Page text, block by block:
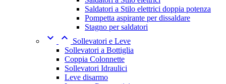
Saldatori a Stilo elettrici doppia potenza
Pompetta aspirante per dissaldare
Stagno per saldatori
 
Sollevatori e Leve
Sollevatori a Bottiglia
Coppia Colonnette
Sollevatori Idraulici
Leve disarmo